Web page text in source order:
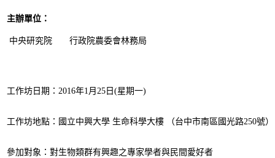
主辦單位：
中央研究院 行政院農委會林務局
工作坊日期：2016年1月25日(星期一)
工作坊地點：國立中興大學 生命科學大樓 （台中市南區國光路250號）
參加對象：對生物類群有興趣之專家學者與民間愛好者